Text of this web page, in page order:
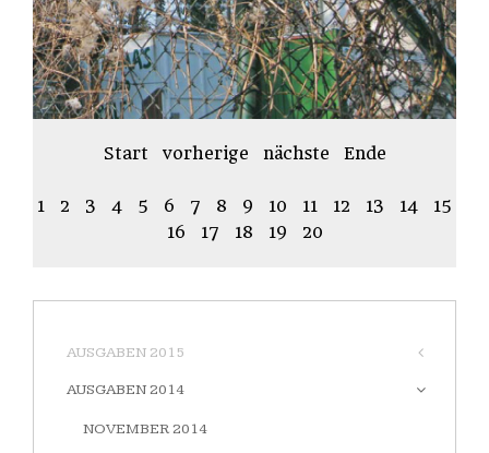
Start vorherige nächste Ende
1 2 3 4 5 6 7 8 9 10 11 12 13 14
15
16
17 18 19 20
AUSGABEN 2015
AUSGABEN 2014
NOVEMBER 2014